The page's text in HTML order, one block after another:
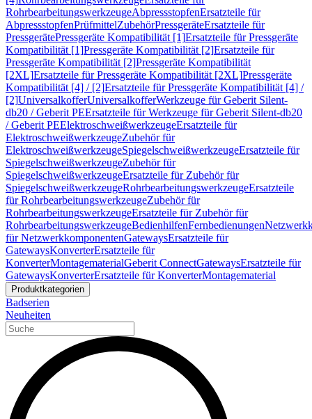
RohrbearbeitungswerkzeugeAbpressstopfenErsatzteile für
AbpressstopfenPrüfmittelZubehörPressgeräteErsatzteile für
PressgerätePressgeräte Kompatibilität [1]Ersatzteile für Pressgeräte
Kompatibilität [1]Pressgeräte Kompatibilität [2]Ersatzteile für
Pressgeräte Kompatibilität [2]Pressgeräte Kompatibilität
[2XL]Ersatzteile für Pressgeräte Kompatibilität [2XL]Pressgeräte
Kompatibilität [4] / [2]Ersatzteile für Pressgeräte Kompatibilität [4] /
[2]UniversalkofferUniversalkofferWerkzeuge für Geberit Silent-
db20 / Geberit PEErsatzteile für Werkzeuge für Geberit Silent-db20
/ Geberit PEElektroschweißwerkzeugeErsatzteile für
ElektroschweißwerkzeugeZubehör für
ElektroschweißwerkzeugeSpiegelschweißwerkzeugeErsatzteile für
SpiegelschweißwerkzeugeZubehör für
SpiegelschweißwerkzeugeErsatzteile für Zubehör für
SpiegelschweißwerkzeugeRohrbearbeitungswerkzeugeErsatzteile
für RohrbearbeitungswerkzeugeZubehör für
RohrbearbeitungswerkzeugeErsatzteile für Zubehör für
RohrbearbeitungswerkzeugeBedienhilfenFernbedienungen
für NetzwerkkomponentenGatewaysErsatzteile für
GatewaysKonverterErsatzteile für
KonverterMontagematerialGeberit ConnectGatewaysErsatzteile für
GatewaysKonverterErsatzteile für KonverterMontagematerial
Produktkategorien
Badserien
Neuheiten